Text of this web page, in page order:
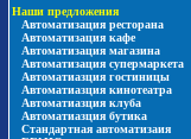
Наши предложения
Автоматизация ресторана
Автоматизация кафе
Автоматизация магазина
Автоматизация супермаркета
Автоматиазция гостиницы
Автоматиазция кинотеатра
Автоматиазция клуба
Автоматиазция бутика
Стандартная автоматизаия